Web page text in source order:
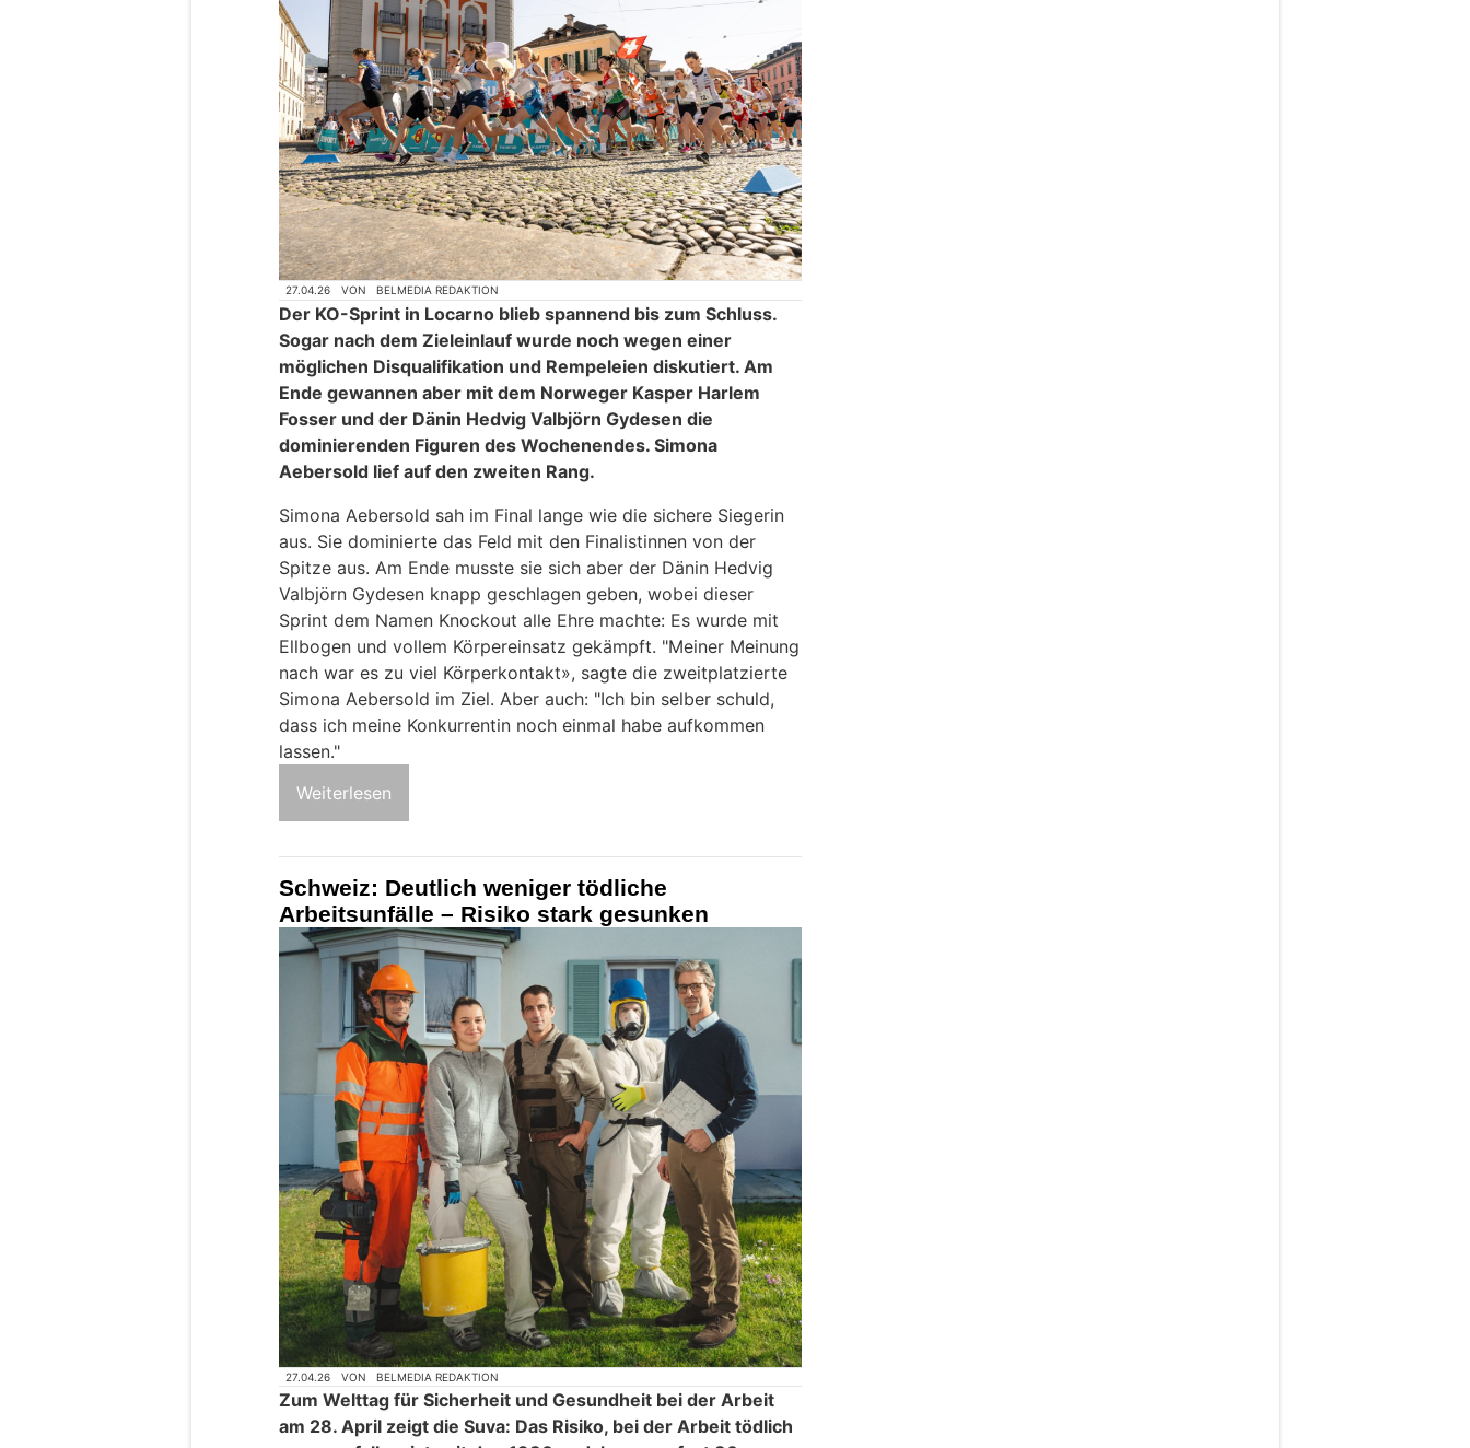
27.04.26 VON BELMEDIA REDAKTION
Der KO-Sprint in Locarno blieb spannend bis zum Schluss.
Sogar nach dem Zieleinlauf wurde noch wegen einer
möglichen Disqualifikation und Rempeleien diskutiert. Am
Ende gewannen aber mit dem Norweger Kasper Harlem
Fosser und der Dänin Hedvig Valbjörn Gydesen die
dominierenden Figuren des Wochenendes. Simona
Aebersold lief auf den zweiten Rang.
Simona Aebersold sah im Final lange wie die sichere Siegerin
aus. Sie dominierte das Feld mit den Finalistinnen von der
Spitze aus. Am Ende musste sie sich aber der Dänin Hedvig
Valbjörn Gydesen knapp geschlagen geben, wobei dieser
Sprint dem Namen Knockout alle Ehre machte: Es wurde mit
Ellbogen und vollem Körpereinsatz gekämpft. "Meiner Meinung
nach war es zu viel Körperkontakt», sagte die zweitplatzierte
Simona Aebersold im Ziel. Aber auch: "Ich bin selber schuld,
dass ich meine Konkurrentin noch einmal habe aufkommen
lassen."
Weiterlesen
Schweiz: Deutlich weniger tödliche
Arbeitsunfälle – Risiko stark gesunken
27.04.26 VON BELMEDIA REDAKTION
Zum Welttag für Sicherheit und Gesundheit bei der Arbeit
am 28. April zeigt die Suva: Das Risiko, bei der Arbeit tödlich